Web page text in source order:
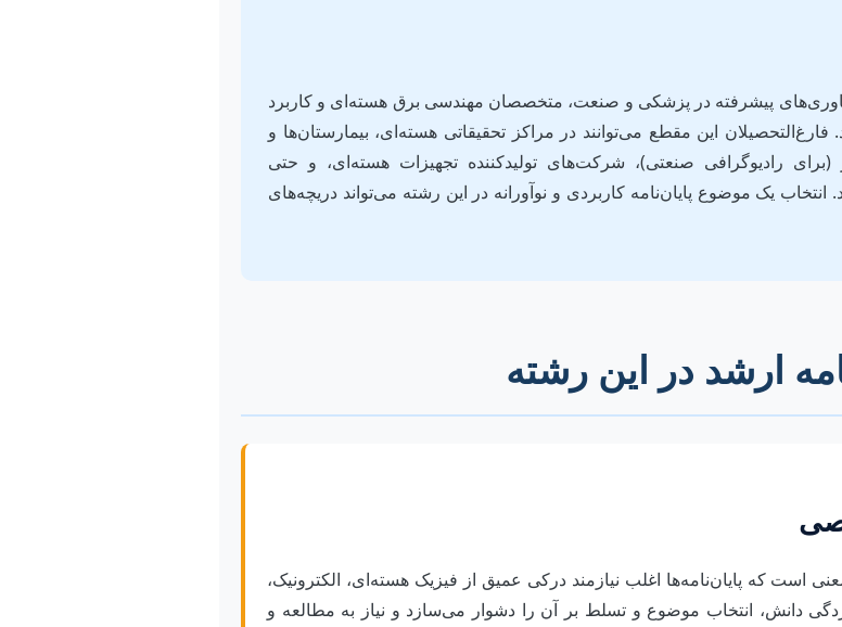
فناوری‌های پیشرفته در پزشکی و صنعت، متخصصان مهندسی برق هسته‌ای و کاربرد
این مقطع می‌توانند در مراکز تحقیقاتی هسته‌ای، بیمارستان‌ها و
رادیوگرافی صنعتی)، شرکت‌های تولیدکننده تجهیزات هسته‌ای، و حتی
یک موضوع پایان‌نامه کاربردی و نوآورانه در این رشته می‌تواند دریچه‌های
ارشد در این رشته
است که پایان‌نامه‌ها اغلب نیازمند درکی عمیق از فیزیک هسته‌ای، الکترونیک،
دانش، انتخاب موضوع و تسلط بر آن را دشوار می‌سازد و نیاز به مطالعه و